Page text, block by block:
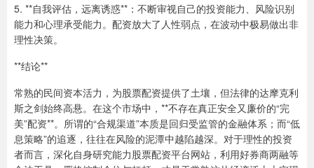
5. **自我评估，远离诱惑**：不断审视自己的投资能力、风险识别
能力和心理承受能力。配资放大了人性弱点，在波动中极易做出非
理性决策。
**结论**
常熟的民间资本活力，为股票配资提供了土壤，但法律的达摩克利
斯之剑始终高悬。在这个市场中，**不存在真正安全又廉价的“完
美”配资**。所谓的“合规渠道”本质是回归受监管的金融体系；而“低
息策略”的追逐，往往在风险的泥潭中越陷越深。对于理性的投资
者而言，深化自身研究能力股票配资平台网站，利用好券商两融等